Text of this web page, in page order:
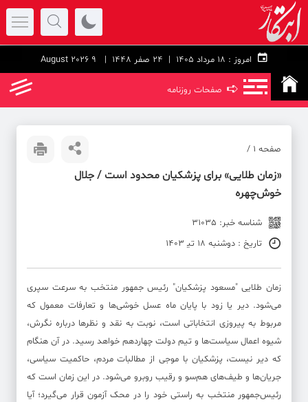
امروز : 24 صفر 1448 | 9 August 2026
➪ صفحات روزنامه
صفحه ۱ /
«زمان طلایی» برای پزشکیان محدود است / جلال
خوش‌چهره
شناسه خبر: 31035
تاریخ : دوشنبه 18 تی‍ 1403
زمان طلایی "مسعود پزشکیان" رئیس جمهور منتخب به سرعت سپری
می‌شود. دیر یا زود با پایان ماه عسل خوشی‌ها و تعارفات معمول که
مربوط به پیروزی انتخاباتی است، نوبت به نقد و نظرها درباره نگرش،
شیوه اعمال سیاست‌ها و تیم دولت چهاردهم خواهد رسید. در آن هنگام
که دیر نیست، پزشکیان با موجی از مطالبات مردم، حاکمیت سیاسی،
جریان‌ها و طیف‌های هم‌سو و رقیب روبرو می‌شود. در این زمان است که
رئیس‌جمهور منتخب به راستی خود را در محک آزمون قرار می‌گیرد؛ آیا